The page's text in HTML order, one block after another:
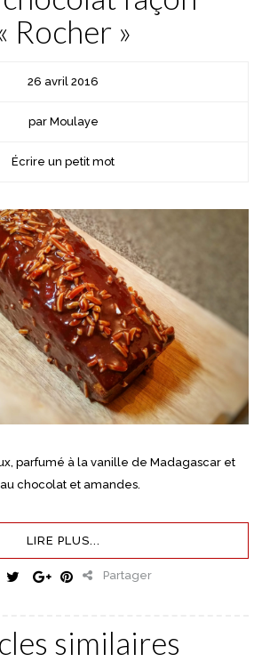
Rocher »
26 avril 2016
par Moulaye
Écrire un petit mot
parfumé à la vanille de Madagascar et
chocolat et amandes.
LIRE PLUS...
Partager
similaires